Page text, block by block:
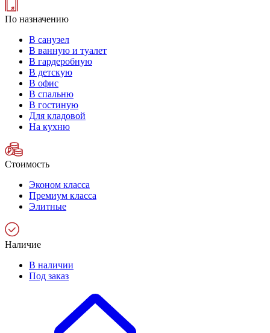
По назначению
В санузел
В ванную и туалет
В гардеробную
В детскую
В офис
В спальню
В гостиную
Для кладовой
На кухню
Стоимость
Эконом класса
Премиум класса
Элитные
Наличие
В наличии
Под заказ